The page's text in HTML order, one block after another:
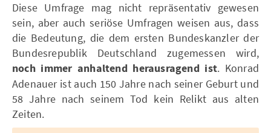
Diese Umfrage mag nicht repräsentativ gewesen
sein, aber auch seriöse Umfragen weisen aus, dass
die Bedeutung, die dem ersten Bundeskanzler der
Bundesrepublik Deutschland zugemessen wird,
noch immer anhaltend herausragend ist. Konrad
Adenauer ist auch 150 Jahre nach seiner Geburt und
58 Jahre nach seinem Tod kein Relikt aus alten
Zeiten.